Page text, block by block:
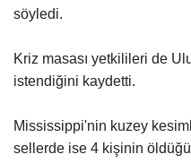
Yaşam
Sağlık
İletişim
söyledi.
Kriz masası yetkilileri de
istendiğini kaydetti.
Mississippi'nin kuzey
sellerde ise 4 kişinin